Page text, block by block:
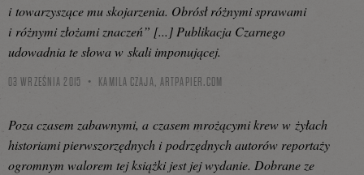
i towarzyszące mu skojarzenia. Obrósł różnymi sprawami
i różnymi złożami znaczeń” [...] Publikacja Czarnego
udowadnia te słowa w skali imponującej.
03 WRZEŚNIA 2015 KAMILA CZAJA, ARTPAPIER.COM
Poza czasem zabawnymi, a czasem mrożącymi krew w żyłach
historiami pierwszorzędnych i podrzędnych autorów reportaży
ogromnym walorem tej książki jest jej wydanie. Dobrane ze